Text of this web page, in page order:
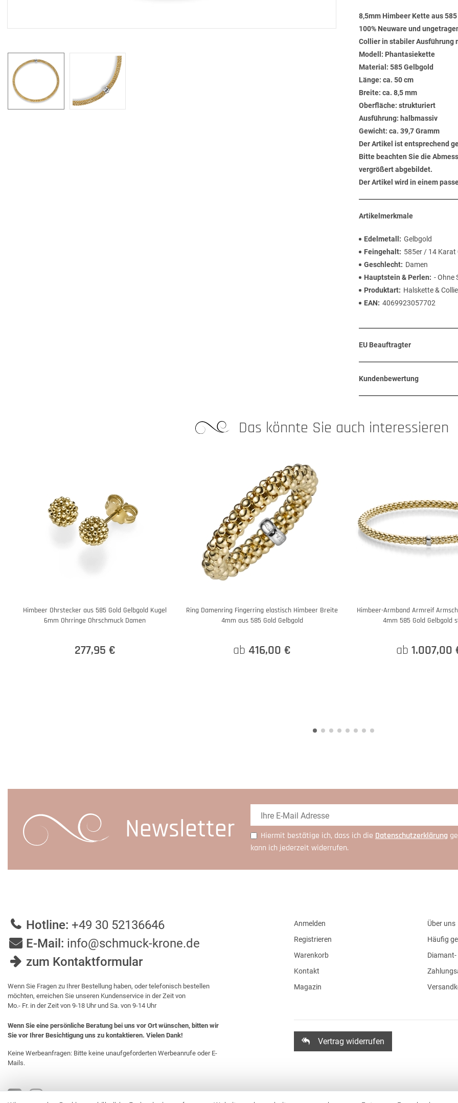
8,5mm Himbeer Kette aus
100% Neuware und
Collier in stabiler Ausführung
Modell: Phantasiekette
Material: 585 Gelbgold
Länge: ca. 50 cm
Breite: ca. 8,5 mm
Oberfläche: strukturiert
Ausführung: halbmassiv
Gewicht: ca. 39,7 Gramm
Der Artikel ist entsprechend
Bitte beachten Sie die
vergrößert abgebildet.
Der Artikel wird in einem
Artikelmerkmale
Edelmetall
Gelbgold
Feingehalt
585er / 14 Karat
Geschlecht
Damen
Hauptstein & Perlen
- Ohne
Produktart
Halskette &
EAN
4069923057702
EU Beauftragter
Kundenbewertung
Das könnte Sie auch interessieren
Himbeer Ohrstecker aus 585 Gold Gelbgold Kugel
6mm Ohrringe Ohrschmuck Damen
277,95 €
Ring Damenring Fingerring elastisch Himbeer Breite
4mm aus 585 Gold Gelbgold
ab 416,00 €
Himbeer-Armband Armreif
4mm 585 Gold Gelbgold
ab 1.007,00
Newsletter Hiermit bestätige ich, dass ich die Daten­schutz­erklärung
kann ich jederzeit widerrufen.
Hotline: +49 30 52136646
E-Mail: info@schmuck-krone.de
zum Kontaktformular
Wenn Sie Fragen zu Ihrer Bestellung haben, oder telefonisch bestellen
möchten, erreichen Sie unseren Kundenservice in der Zeit von
Mo.- Fr. in der Zeit von 9-18 Uhr und Sa. von 9-14 Uhr
Wenn Sie eine persönliche Beratung bei uns vor Ort wünschen, bitten wir
Sie vor Ihrer Besichtigung uns zu kontaktieren. Vielen Dank!
Keine Werbeanfragen: Bitte keine unaufgeforderten Werbeanrufe oder E-
Mails.
Anmelden
Registrieren
Warenkorb
Kontakt
Magazin
Über uns
Häufig
Vertrag widerrufen